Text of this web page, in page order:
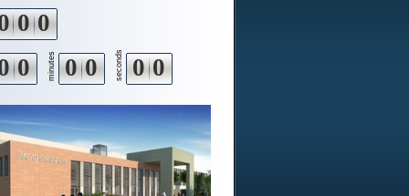
0 0
0 minutes 0 0 seconds 0 0